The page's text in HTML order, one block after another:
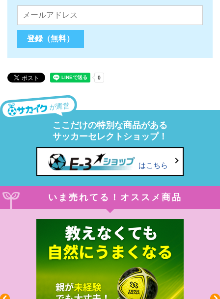
が運営
ここだけの特別な商品がある
サッカーセレクトショップ！
はこちら
いま売れてる！オススメ商品